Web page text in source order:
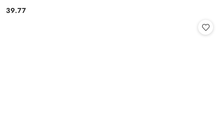
Cena:
39.77